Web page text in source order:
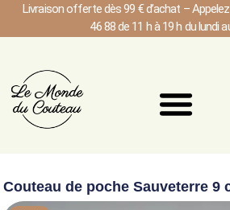
Livraison offerte dès 99 € d’achat –
46 88 de 11 h à 19 h du lundi
Couteau de poche Sauveterre 9